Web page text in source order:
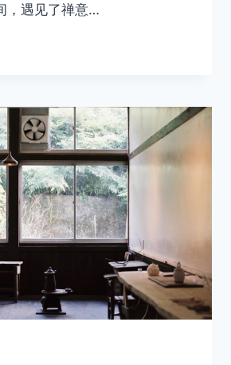
，遇见了禅意…